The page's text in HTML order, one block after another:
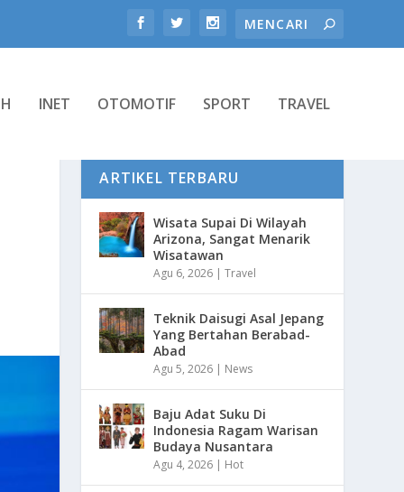
INET OTOMOTIF SPORT TRAVEL
ARTIKEL TERBARU
Wisata Supai Di Wilayah
Arizona, Sangat Menarik
Wisatawan
Agu 6, 2026 |Travel
Teknik Daisugi Asal Jepang
Yang Bertahan Berabad-
Abad
Agu 5, 2026 | News
Baju Adat Suku Di
Indonesia Ragam Warisan
Budaya Nusantara
Agu 4, 2026 | Hot